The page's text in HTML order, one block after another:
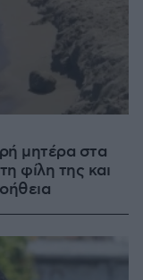
μητέρα στα
φίλη της και